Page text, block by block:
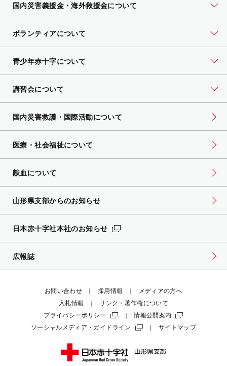
国内災害義援金・海外救援金について
ボランティアについて
青少年赤十字について
講習会について
国内災害救護・国際活動について
医療・社会福祉について
献血について
山形県支部からのお知らせ
日本赤十字社本社のお知らせ
広報誌
お問い合わせ 採用情報
メディアの方へ
入札情報
リンク・著作権について
プライバシーポリシー
情報公開案内
ソーシャルメディア・ガイドライン
サイトマップ